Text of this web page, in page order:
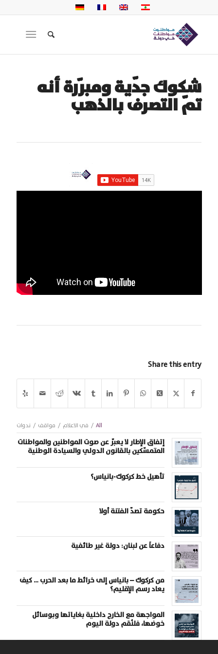
شكوك جدّية ومبرّرة أنه
تمّ التصرف بالذهب
Share this entry
All
/ في الاعلام / مواقف / ندوات
إتفاق الإطار لا يعبّر عن صوت المواطنين والمواطنات
المتمسّكين بالقانون الدولي والسيادة الوطنية
تأهيل خط كركوك-بانياس؟
حكومة تصدّ الفتنة أولا
دفاعاً عن لبنان: دولة غير طائفية
من كركوك – بانياس إلى خرائط ما بعد الحرب … كيف
يعاد رسم الإقليم؟
المواجهة مع الخارج داخلية بغاياتها وبوسائل
خوضها، فلنُقم دولة اليوم